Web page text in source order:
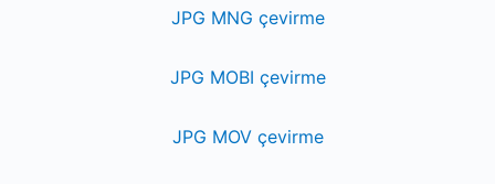
JPG MNG çevirme
JPG MOBI çevirme
JPG MOV çevirme